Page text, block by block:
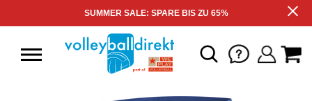
SUMMER SALE: SPARE BIS ZU 65%